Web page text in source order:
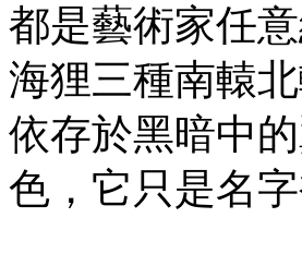
都是藝術家任
海狸三種南轅
依存於黑暗中
色，它只是名